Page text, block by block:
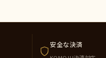
安全な決済